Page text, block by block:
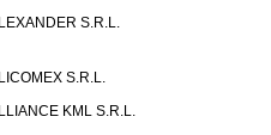
S.R.L.
S.R.L.
KML S.R.L.